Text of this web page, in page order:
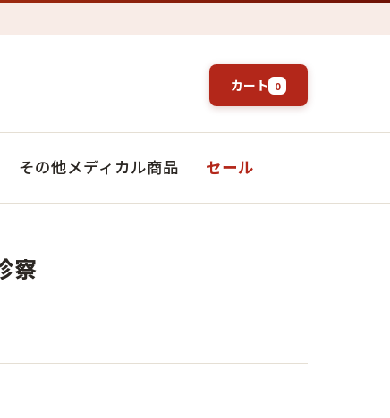
カート 0
その他メディカル商品 セール
察